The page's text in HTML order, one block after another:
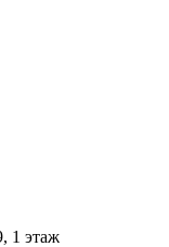
1 этаж